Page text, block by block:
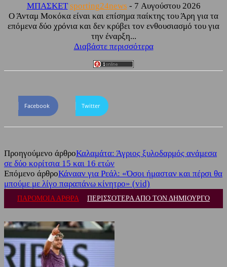
ΜΠΑΣΚΕΤ sporting24news - 7 Αυγούστου 2026
Ο Άνταμ Μοκόκα είναι και επίσημα παίκτης του Άρη για τα
επόμενα δύο χρόνια και δεν κρύβει τον ενθουσιασμό του για
την έναρξη...
Διαβάστε περισσότερα
Facebook Twitter
Προηγούμενο άρθροΚαλαμάτα: Άγριος ξυλοδαρμός ανάμεσα
σε δύο κορίτσια 15 και 16 ετών
Επόμενο άρθροΚάνααν για Ρεάλ: «Όσοι ήμασταν και πέρσι θα
μπούμε με λίγο παραπάνω κίνητρο» (vid)
ΠΑΡΟΜΟΙΑ ΑΡΘΡΑ ΠΕΡΙΣΣΟΤΕΡΑ ΑΠΟ ΤΟΝ ΔΗΜΙΟΥΡΓΟ